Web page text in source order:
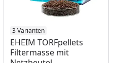
3 Varianten
EHEIM TORFpellets
Filtermasse mit